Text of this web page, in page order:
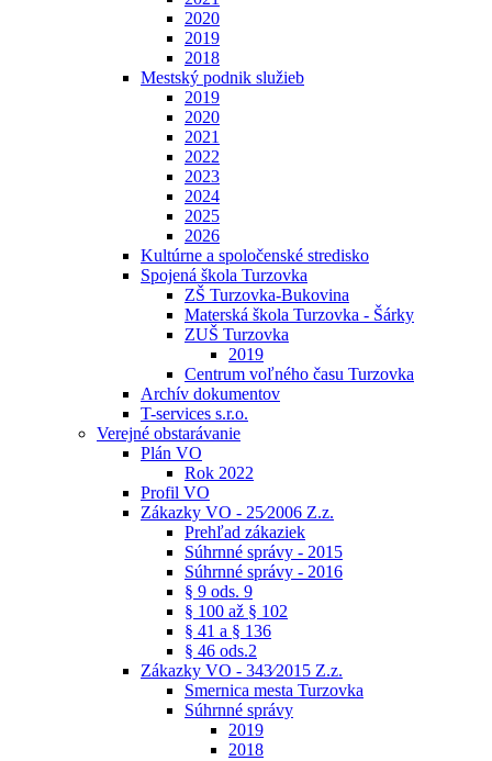
2020
2019
2018
Mestský podnik služieb
2019
2020
2021
2022
2023
2024
2025
2026
Kultúrne a spoločenské stredisko
Spojená škola Turzovka
ZŠ Turzovka-Bukovina
Materská škola Turzovka - Šárky
ZUŠ Turzovka
2019
Centrum voľného času Turzovka
Archív dokumentov
T-services s.r.o.
Verejné obstarávanie
Plán VO
Rok 2022
Profil VO
Zákazky VO - 25⁄2006 Z.z.
Prehľad zákaziek
Súhrnné správy - 2015
Súhrnné správy - 2016
§ 9 ods. 9
§ 100 až § 102
§ 41 a § 136
§ 46 ods.2
Zákazky VO - 343⁄2015 Z.z.
Smernica mesta Turzovka
Súhrnné správy
2019
2018